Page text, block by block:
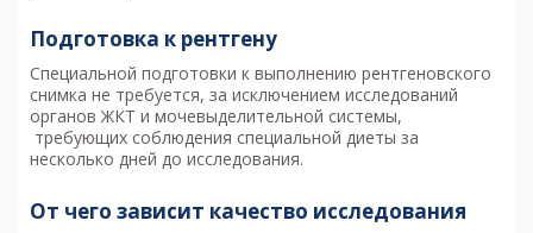
Подготовка к рентгену
Специальной подготовки к выполнению рентгеновского
снимка не требуется, за исключением исследований
органов ЖКТ и мочевыделительной системы,
требующих соблюдения специальной диеты за
несколько дней до исследования.
От чего зависит качество исследования